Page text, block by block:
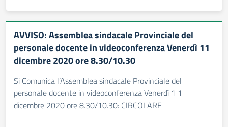
AVVISO: Assemblea sindacale Provinciale del
personale docente in videoconferenza Venerdì 11
dicembre 2020 ore 8.30/10.30
Si Comunica l’Assemblea sindacale Provinciale del
personale docente in videoconferenza Venerdì 1 1
dicembre 2020 ore 8.30/10.30: CIRCOLARE